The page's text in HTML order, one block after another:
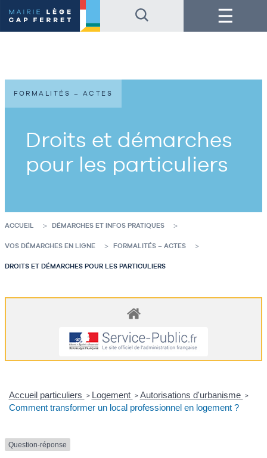
au
contenu
de
au
pied
de
Menu
Droits et démarches
pour les particuliers
FORMALITÉS – ACTES
ACCUEIL DÉMARCHES ET INFOS PRATIQUES
VOS DÉMARCHES EN LIGNE FORMALITÉS – ACTES
DROITS ET DÉMARCHES POUR LES PARTICULIERS
Accueil particuliers > Logement > Autorisations d'urbanisme >
Comment transformer un local professionnel en logement ?
Question-réponse